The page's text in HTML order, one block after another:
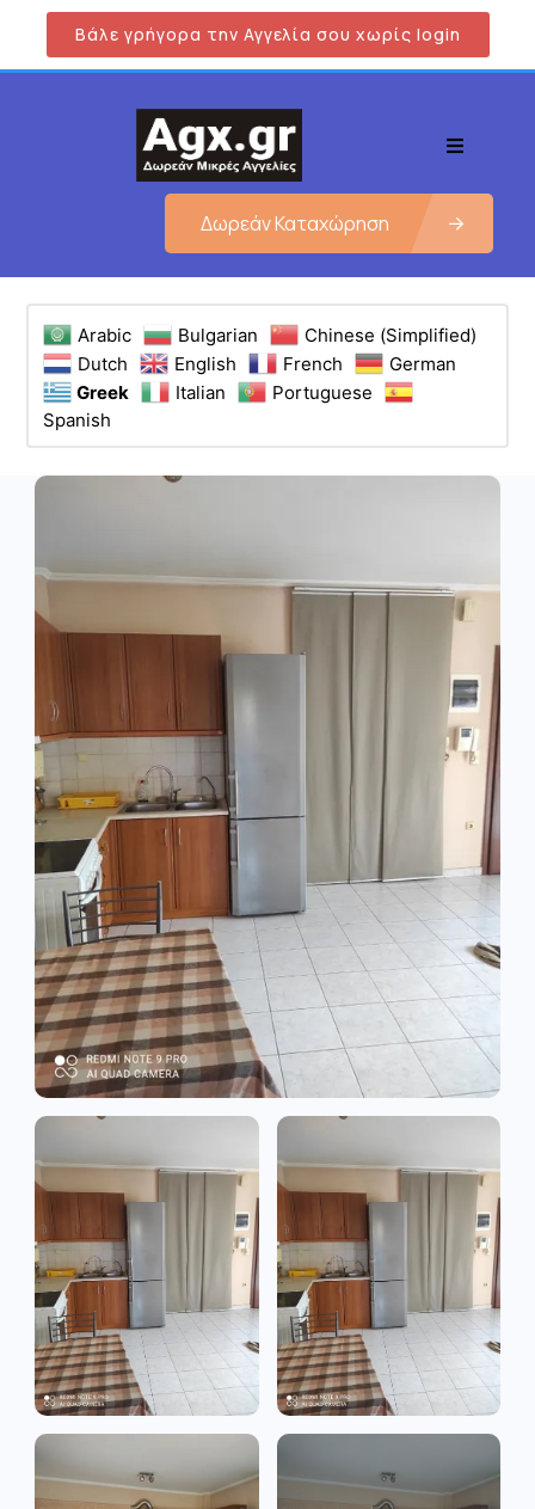
Βάλε γρήγορα την Αγγελία σου χωρίς login
Δωρεάν Καταχώρηση
Arabic Bulgarian
Chinese (Simplified)
Dutch
English French
German
Greek
Italian
Portuguese
Spanish